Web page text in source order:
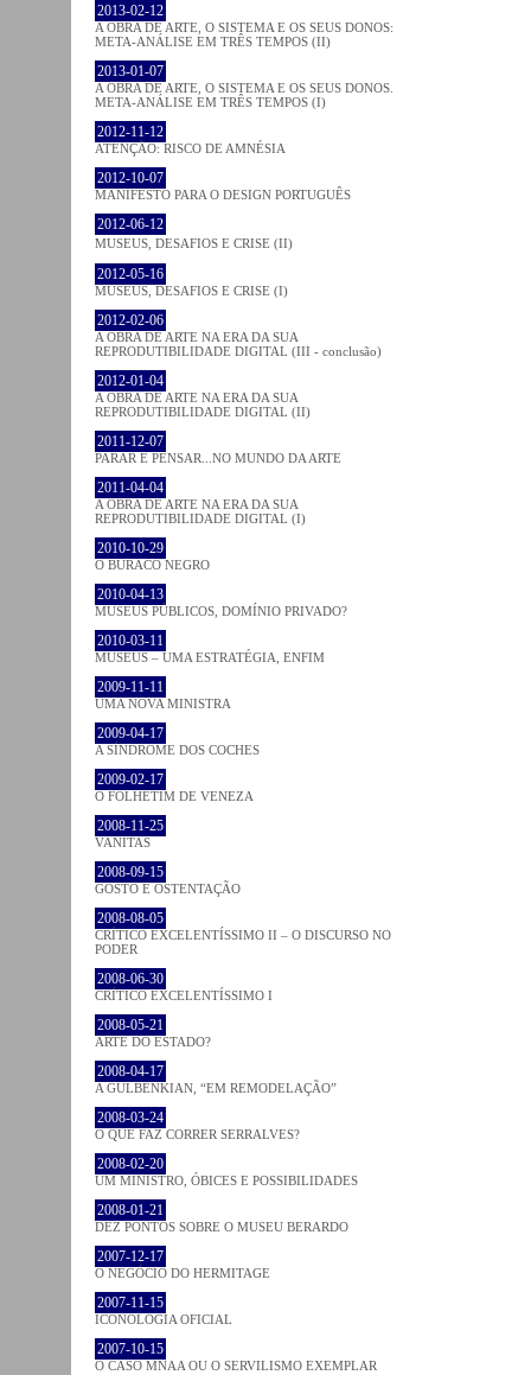
2013-02-12
A OBRA DE ARTE, O SISTEMA E OS SEUS DONOS:
META-ANÁLISE EM TRÊS TEMPOS (II)
2013-01-07
A OBRA DE ARTE, O SISTEMA E OS SEUS DONOS.
META-ANÁLISE EM TRÊS TEMPOS (I)
2012-11-12
ATENÇÃO: RISCO DE AMNÉSIA
2012-10-07
MANIFESTO PARA O DESIGN PORTUGUÊS
2012-06-12
MUSEUS, DESAFIOS E CRISE (II)
2012-05-16
MUSEUS, DESAFIOS E CRISE (I)
2012-02-06
A OBRA DE ARTE NA ERA DA SUA
REPRODUTIBILIDADE DIGITAL (III - conclusão)
2012-01-04
A OBRA DE ARTE NA ERA DA SUA
REPRODUTIBILIDADE DIGITAL (II)
2011-12-07
PARAR E PENSAR...NO MUNDO DA ARTE
2011-04-04
A OBRA DE ARTE NA ERA DA SUA
REPRODUTIBILIDADE DIGITAL (I)
2010-10-29
O BURACO NEGRO
2010-04-13
MUSEUS PÚBLICOS, DOMÍNIO PRIVADO?
2010-03-11
MUSEUS – UMA ESTRATÉGIA, ENFIM
2009-11-11
UMA NOVA MINISTRA
2009-04-17
A SÍNDROME DOS COCHES
2009-02-17
O FOLHETIM DE VENEZA
2008-11-25
VANITAS
2008-09-15
GOSTO E OSTENTAÇÃO
2008-08-05
CRÍTICO EXCELENTÍSSIMO II – O DISCURSO NO
PODER
2008-06-30
CRÍTICO EXCELENTÍSSIMO I
2008-05-21
ARTE DO ESTADO?
2008-04-17
A GULBENKIAN, “EM REMODELAÇÃO”
2008-03-24
O QUE FAZ CORRER SERRALVES?
2008-02-20
UM MINISTRO, ÓBICES E POSSIBILIDADES
2008-01-21
DEZ PONTOS SOBRE O MUSEU BERARDO
2007-12-17
O NEGÓCIO DO HERMITAGE
2007-11-15
ICONOLOGIA OFICIAL
2007-10-15
O CASO MNAA OU O SERVILISMO EXEMPLAR